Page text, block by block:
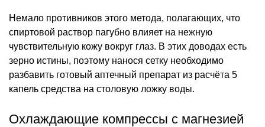
Немало противников этого метода, полагающих, что
спиртовой раствор пагубно влияет на нежную
чувствительную кожу вокруг глаз. В этих доводах есть
зерно истины, поэтому нанося сетку необходимо
разбавить готовый аптечный препарат из расчёта 5
капель средства на столовую ложку воды.
Охлаждающие компрессы с магнезией